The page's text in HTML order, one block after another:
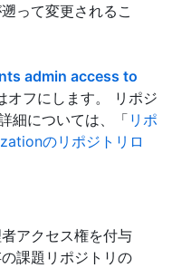
って変更されるこ
admin access to
オフにします。 リポジ
細については、「 リポ
のリポジトリロ
アクセス権を付与
課題リポジトリの